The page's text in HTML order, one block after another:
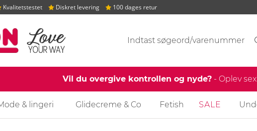
Kvalitetstestet Diskret levering 100 dages retur
Søgeforslag
Søgning
Vil du overgive kontrollen og nyde?- Oplev
& lingeri Glidecreme & Co Fetish SALE